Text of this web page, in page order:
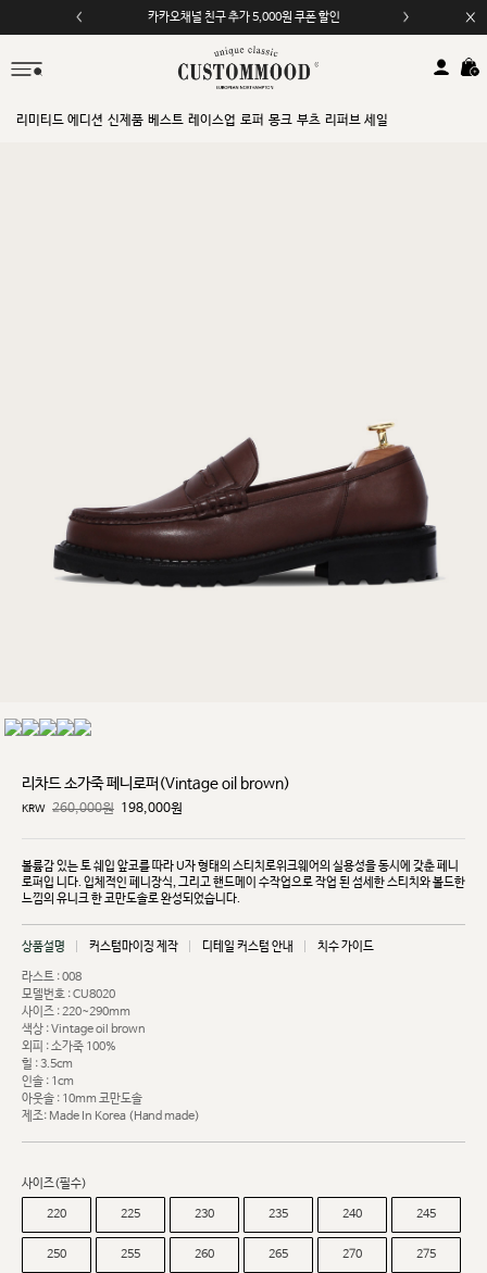
카카오채널 친구 추가 5,000원 쿠폰 할인
리미티드 에디션 신제품 베스트 레이스업 로퍼 몽크 부츠 리퍼브 세일
리차드 소가죽 페니로퍼(Vintage oil brown)
KRW 260,000원 198,000원
볼륨감 있는 토 쉐입 앞코를 따라 U자 형태의 스티치로위크웨어의 실용성을 동시에 갖춘 페니
로퍼입 니다. 입체적인 페니장식, 그리고 핸드메이 수작업으로 작업 된 섬세한 스티치와 볼드한
느낌의 유니크한 코만도솔로 완성되었습니다.
상품설명 커스텀마이징 제작 디테일 커스텀 안내 치수 가이드
라스트 : 008
모델번호 : CU8020
사이즈 : 220~290mm
색상 : Vintage oil brown
외피 : 소가죽 100%
힐 : 3.5cm
인솔 : 1cm
아웃솔 : 10mm 코만도솔
제조: Made In Korea (Hand made)
사이즈(필수)
220 225 230 235 240 245
250 255 260 265 270 275